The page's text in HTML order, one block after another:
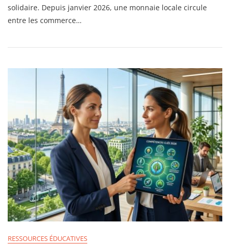
Sa
Dynamiser
Circulaire
solidaire. Depuis janvier 2026, une monnaie locale circule
entre les commerce…
RESSOURCES ÉDUCATIVES